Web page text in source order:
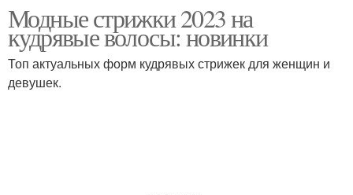
Модные стрижки 2023 на
кудрявые волосы: новинки
Топ актуальных форм кудрявых стрижек для женщин и
девушек.